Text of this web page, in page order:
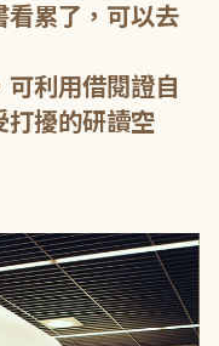
看累了，可以去
可利用借閱證自
打擾的研讀空